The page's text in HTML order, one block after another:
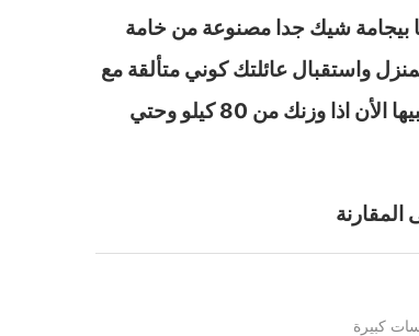
بيجامة شيك جدا مصنوعة من خامة
واستقبال عائلتك كوني متألقة مع
هدوم بنات في كولكشن الشتوي أطلبيها الأن اذا وزنك من 80 كيلو وحتي
كبيرة